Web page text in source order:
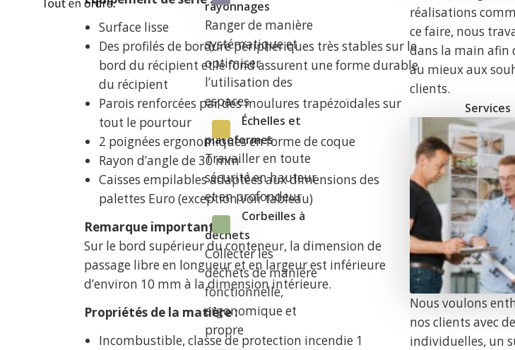
rayonnages
Ranger de manière
systématique et
optimiser
l’utilisation des
espaces
Échelles et
plateformes
Travailler en toute
sécurité en hauteur
et en profondeur
Corbeilles à
déchets
Collecter les
déchets de manière
fonctionnelle,
ergonomique et
propre
réalisations
ce faire, nous
dans la main afin
au mieux aux
clients.
Services
Nous voulons
nos clients avec
individuelles, un
Surface lisse
Des profilés de bordure périphériques très stables sur le
bord du récipient et le fond assurent une forme durable
du récipient
Parois renforcées par des moulures trapézoïdales sur
tout le pourtour
2 poignées ergonomiques en forme de coque
Rayon d’angle de 30 mm
Caisses empilables adaptées aux dimensions des
palettes Euro (exception voir tableau)
Remarque importante :
Sur le bord supérieur du conteneur, la dimension de
passage libre en longueur et en largeur est inférieure
d’environ 10 mm à la dimension intérieure.
Propriétés de la matière :
Incombustible, classe de protection incendie 1